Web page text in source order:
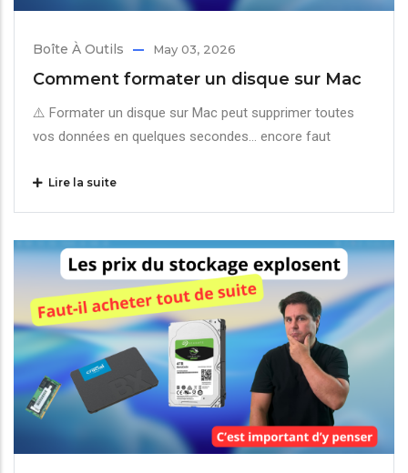
Boîte À Outils May 03, 2026
Comment formater un disque sur Mac
⚠️ Formater un disque sur Mac peut supprimer toutes
vos données en quelques secondes… encore faut
Lire la suite